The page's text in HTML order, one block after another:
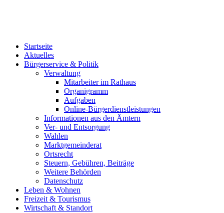
Startseite
Aktuelles
Bürgerservice & Politik
Verwaltung
Mitarbeiter im Rathaus
Organigramm
Aufgaben
Online-Bürgerdienstleistungen
Informationen aus den Ämtern
Ver- und Entsorgung
Wahlen
Marktgemeinderat
Ortsrecht
Steuern, Gebühren, Beiträge
Weitere Behörden
Datenschutz
Leben & Wohnen
Freizeit & Tourismus
Wirtschaft & Standort